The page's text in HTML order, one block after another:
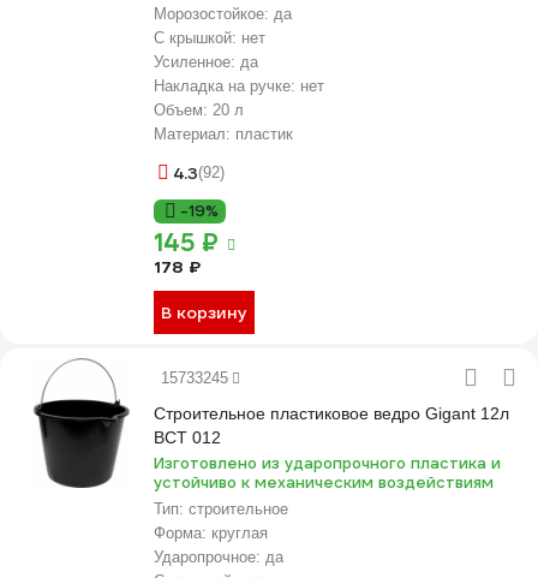
Морозостойкое: да
С крышкой: нет
Усиленное: да
Накладка на ручке: нет
Объем: 20 л
Материал: пластик
4.3(92)
-19%
145 ₽
178 ₽
В корзину
15733245
Строительное пластиковое ведро Gigant 12л
BCT 012
Изготовлено из ударопрочного пластика и
устойчиво к механическим воздействиям
Тип: строительное
Форма: круглая
Ударопрочное: да